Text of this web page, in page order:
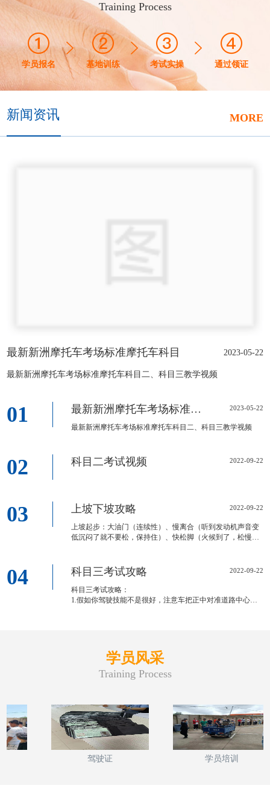
Training Process
学员报名 基地训练 考试实操 通过领证
新闻资讯 MORE
最新新洲摩托车考场标准摩托车科目 2023-05-22
最新新洲摩托车考场标准摩托车科目二、科目三教学视频
01 最新新洲摩托车考场标准摩托车科目 2023-05-22
最新新洲摩托车考场标准摩托车科目二、科目三教学视频
02 科目二考试视频 2022-09-22
03 上坡下坡攻略 2022-09-22
上坡起步：大油门（连续性）、慢离合（听到发动机声音变
低沉闷了就不要松，保持住）、快松脚（火候到了，松慢了
04 科目三考试攻略 2022-09-22
科目三考试攻略：
1.假如你驾驶技能不是很好，注意车把正中对准道路中心位
学员风采
Training Process
驾驶证 学员培训